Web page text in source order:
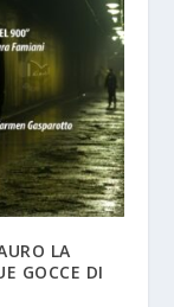
LA
GOCCE DI